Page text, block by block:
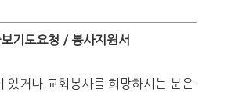
기도요청 / 봉사지원서
있거나 교회봉사를 희망하시는 분은